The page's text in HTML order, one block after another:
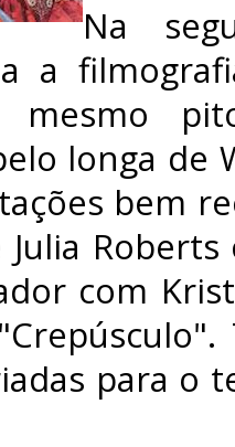
Na
a
mesmo
longa de
bem
com
para o